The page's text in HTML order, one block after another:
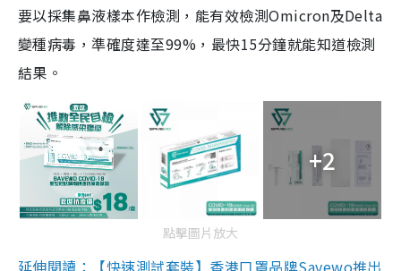
要以採集鼻液樣本作檢測，能有效檢測Omicron及Delta
變種病毒，準確度達至99%，最快15分鐘就能知道檢測
結果。
+2
點擊圖片放大
延伸閱讀：【快速測試套裝】香港口罩品牌Savewo推出